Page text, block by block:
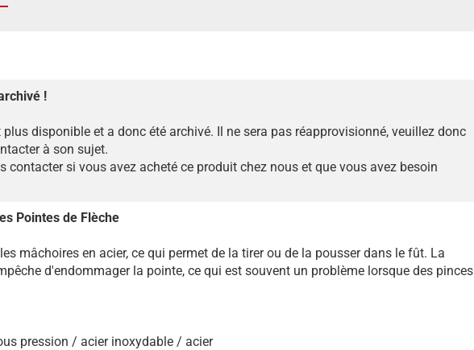
!
plus disponible et a donc été archivé. Il ne sera pas réapprovisionné, veuillez donc
à son sujet.
contacter si vous avez acheté ce produit chez nous et que vous avez besoin
Pointes de Flèche
mâchoires en acier, ce qui permet de la tirer ou de la pousser dans le fût. La
d'endommager la pointe, ce qui est souvent un problème lorsque des pinces
pression / acier inoxydable / acier